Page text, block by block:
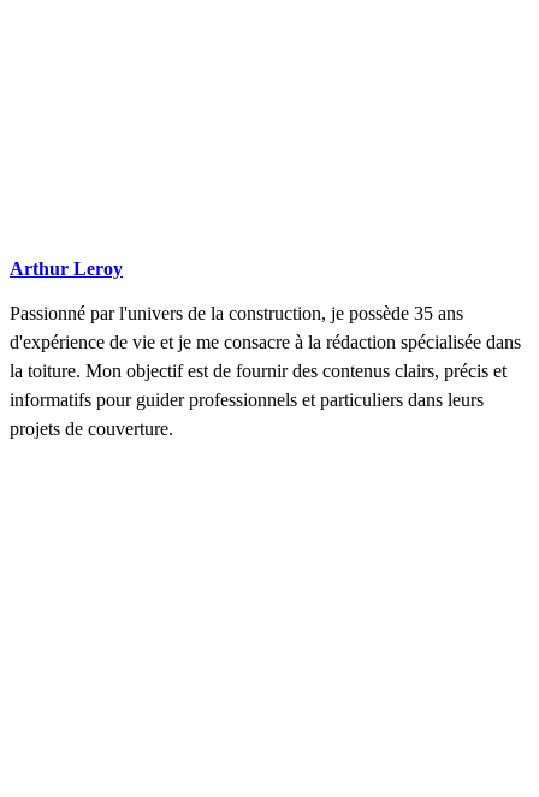
Arthur Leroy
Passionné par l'univers de la construction, je possède 35 ans
d'expérience de vie et je me consacre à la rédaction spécialisée dans
la toiture. Mon objectif est de fournir des contenus clairs, précis et
informatifs pour guider professionnels et particuliers dans leurs
projets de couverture.